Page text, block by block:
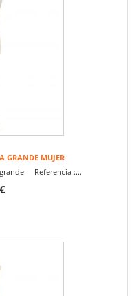
GRANDE MUJER
Referencia :...